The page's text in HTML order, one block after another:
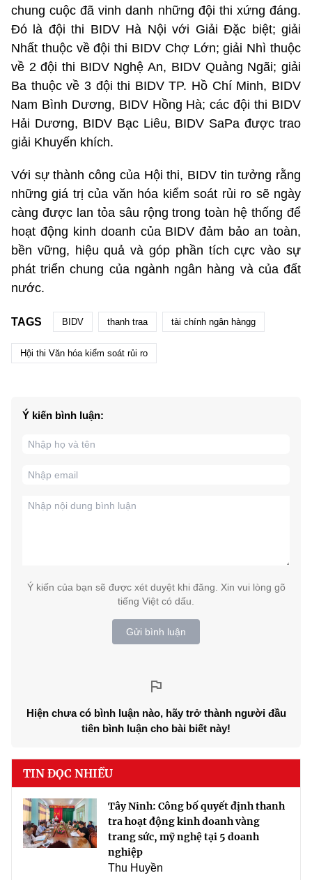
chung cuộc đã vinh danh những đội thi xứng đáng.
Đó là đội thi BIDV Hà Nội với Giải Đặc biệt; giải
Nhất thuộc về đội thi BIDV Chợ Lớn; giải Nhì thuộc
về 2 đội thi BIDV Nghệ An, BIDV Quảng Ngãi; giải
Ba thuộc về 3 đội thi BIDV TP. Hồ Chí Minh, BIDV
Nam Bình Dương, BIDV Hồng Hà; các đội thi BIDV
Hải Dương, BIDV Bạc Liêu, BIDV SaPa được trao
giải Khuyến khích.
Với sự thành công của Hội thi, BIDV tin tưởng rằng
những giá trị của văn hóa kiểm soát rủi ro sẽ ngày
càng được lan tỏa sâu rộng trong toàn hệ thống để
hoạt động kinh doanh của BIDV đảm bảo an toàn,
bền vững, hiệu quả và góp phần tích cực vào sự
phát triển chung của ngành ngân hàng và của đất
nước.
TAGS BIDV thanh traa tài chính ngân hàngg
Hội thi Văn hóa kiểm soát rủi ro
Ý kiến bình luận:
Ý kiến của bạn sẽ được xét duyệt khi đăng. Xin vui lòng gõ
tiếng Việt có dấu.
Gửi bình luận
Hiện chưa có bình luận nào, hãy trở thành người đầu
tiên bình luận cho bài biết này!
TIN ĐỌC NHIỀU
Tây Ninh: Công bố quyết định thanh
tra hoạt động kinh doanh vàng
trang sức, mỹ nghệ tại 5 doanh
nghiệp
Thu Huyền